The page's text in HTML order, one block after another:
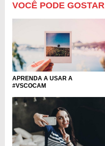
VOCÊ PODE GOSTAR
APRENDA A USAR A
#VSCOCAM